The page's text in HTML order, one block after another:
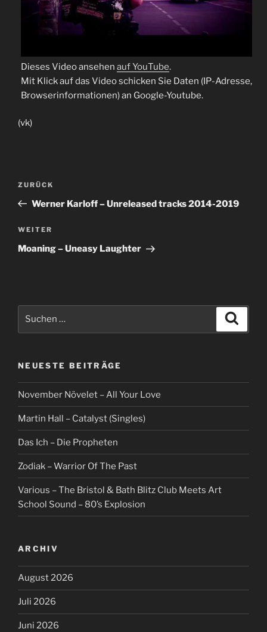
Dieses Video ansehen auf YouTube.
Mit Klick auf das Video schicken Sie Daten (IP-Adresse,
Browserinformationen) an Google-Youtube.
(vk)
Beitragsnavigation
Vorheriger
Beitrag
ZURÜCK
Werner Karloff – Unreleased tracks 2014-2019
Nächster
Beitrag
WEITER
Moaning – Uneasy Laughter
NEUESTE BEITRÄGE
November Növelet – All Your Love
Martin Hall – Catalyst (Singles)
Das Ich – Die Propheten
Zodiak – Warrior Of The Past
Various – The Bristol & Bath Blitz Club Meets Art
School Sound – 80’s Explosion
ARCHIV
August 2026
Juli 2026
Juni 2026